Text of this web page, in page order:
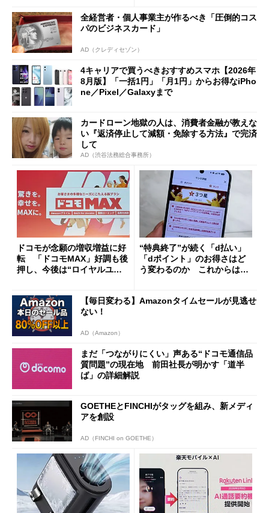
も
全経営者・個人事業主が作るべき「圧倒的コス
パのビジネスカード」
AD（クレディセゾン）
4キャリアで買うべきおすすめスマホ【2026年
8月版】「一括1円」「月1円」からお得なiPho
ne／Pixel／Galaxyまで
カードローン地獄の人は、消費者金融が教えな
い『返済停止して減額・免除する方法』で完済
して
AD（渋谷法務総合事務所）
ドコモが念願の増収増益に好
転 「ドコモMAX」好調も後
押し、今後は“ロイヤルユー
“特典終了”が続く「d払い」
「dポイント」のお得さはど
う変わるのか これからは
【毎日変わる】Amazonタイムセールが見逃せ
ない！
AD（Amazon）
まだ「つながりにくい」声ある“ドコモ通信品
質問題”の現在地 前田社長が明かす「道半
ば」の詳細解説
GOETHEとFINCHIがタッグを組み、新メディ
アを創設
AD（FINCHI on GOETHE）